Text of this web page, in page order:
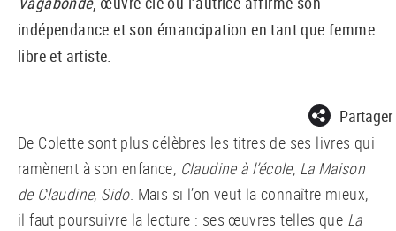
indépendance et son émancipation en tant que femme
libre et artiste.
Partager
De Colette sont plus célèbres les titres de ses livres qui
ramènent à son enfance, Claudine à l’école, La Maison
de Claudine, Sido. Mais si l’on veut la connaître mieux,
il faut poursuivre la lecture : ses œuvres telles que La